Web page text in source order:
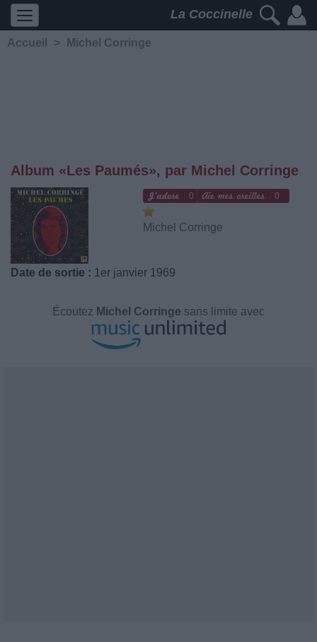
La Coccinelle
Accueil > Michel Corringe
Album «Les Paumés», par Michel Corringe
0 0
Michel Corringe
Date de sortie : 1er janvier 1969
Écoutez Michel Corringe sans limite avec